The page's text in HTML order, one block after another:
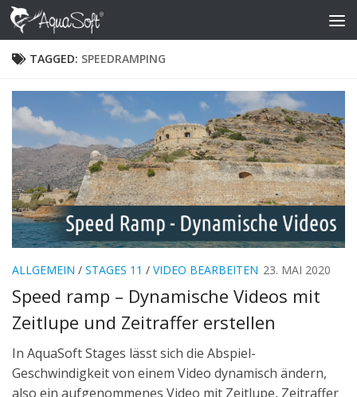
Skip to content
TAGGED: SPEEDRAMPING
ALLGEMEIN / STAGES 11 / VIDEO BEARBEITEN 23. MAI 2020
Speed ramp – Dynamische Videos mit
Zeitlupe und Zeitraffer erstellen
In AquaSoft Stages lässt sich die Abspiel-
Geschwindigkeit von einem Video dynamisch ändern,
also ein aufgenommenes Video mit Zeitlupe, Zeitraffer